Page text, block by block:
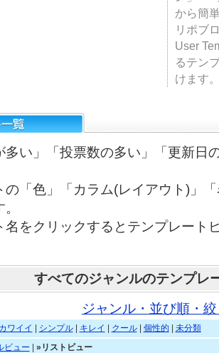
から簡
リポブ
User
るテン
けます
多い」「投票数の多い」「更新日
の「色」「カラム(レイアウト)」
名をクリックするとテンプレート
すべてのジャンルのテンプレ
ジャンル・並び順・
カワイイ シンプル| キレイ クール| 個性的
未分類
ビュー
»リストビュー